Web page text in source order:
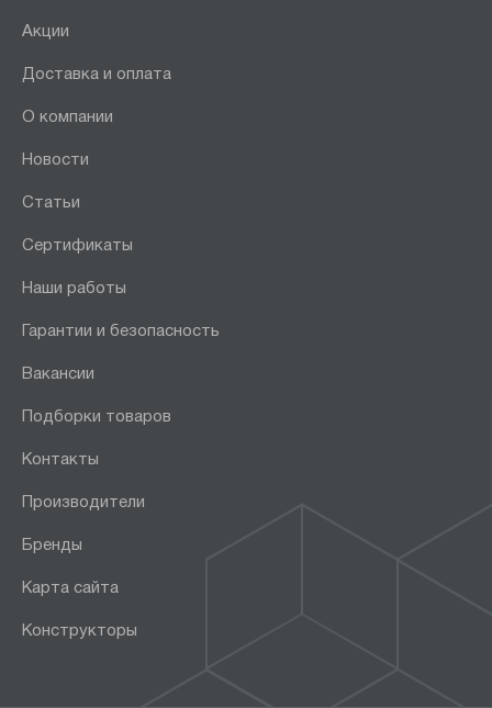
Акции
Доставка и оплата
О компании
Новости
Статьи
Сертификаты
Наши работы
Гарантии и безопасность
Вакансии
Подборки товаров
Контакты
Производители
Бренды
Карта сайта
Конструкторы